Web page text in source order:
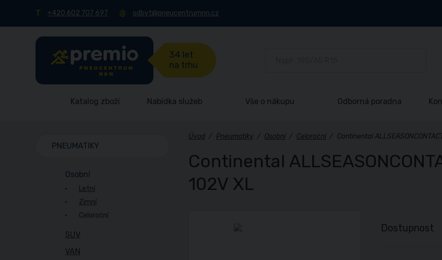
+420 602 707 697 odbyt@pneucentrumnn.cz
34 let
na trhu
Katalog zboží Nabídka služeb Vše o nákupu Odborná poradna
Úvod / Pneumatiky / Osobní / Celoroční / Continental
Continental
102V XL
Dostupnost
PNEUMATIKY
Osobní
Letní
Zimní
Celoroční
SUV
VAN